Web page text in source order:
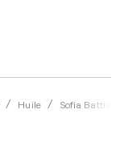
Huile Sofia Battisti